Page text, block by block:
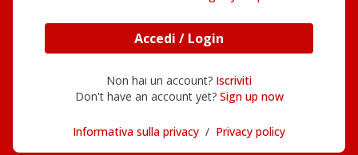
Accedi / Login
Non hai un account? Iscriviti
Don't have an account yet? Sign up now
Informativa sulla privacy / Privacy policy